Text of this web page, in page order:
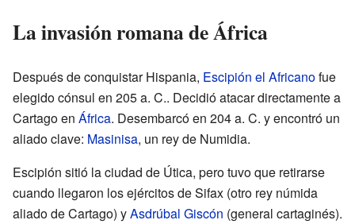
La invasión romana de África
Después de conquistar Hispania, Escipión el Africanofue
elegido cónsul en 205 a. C.. Decidió atacar directamente a
Cartago en África. Desembarcó en 204 a. C. y encontró un
aliado clave: Masinisa, un rey de Numidia.
Escipión sitió la ciudad de Útica, pero tuvo que retirarse
cuando llegaron los ejércitos de Sifax (otro rey númida
aliado de Cartago) yAsdrúbal Giscón (general cartaginés).